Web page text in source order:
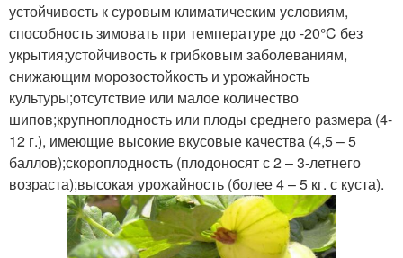
устойчивость к суровым климатическим условиям,
способность зимовать при температуре до -20°C без
укрытия;устойчивость к грибковым заболеваниям,
снижающим морозостойкость и урожайность
культуры;отсутствие или малое количество
шипов;крупноплодность или плоды среднего размера (4-
12 г.), имеющие высокие вкусовые качества (4,5 – 5
баллов);скороплодность (плодоносят с 2 – 3-летнего
возраста);высокая урожайность (более 4 – 5 кг. с куста).